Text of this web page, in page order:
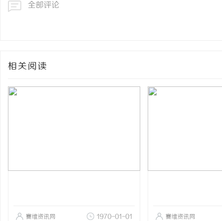
全部评论
相关阅读
赛维资讯网 1970-01-01 赛维资讯网